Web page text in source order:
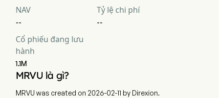
NAV
--
Tỷ lệ chi phí
--
Cổ phiếu đang lưu
hành
1.1M
MRVU là gì?
MRVU was created on 2026-02-11 by Direxion.